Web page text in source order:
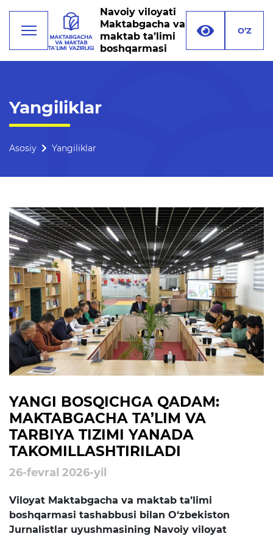
Boshqarma tuzilmasi
Bogʻlanish
Xalqaro aloqalar
Ochiq majlislar o'tkazish
rejalari
Ta'lim
Tahliliy ma'lumotlar
Ta'limga doir terminlar
Kelajak markazi
Hisobotlar
Interaktiv xizmatlar
1-sinfga qabul
Elektron shahodatnoma
Navoiy viloyati
Maktabgacha va
maktab ta’limi
boshqarmasi
O‘Z
Yangiliklar
Asosiy Yangiliklar
YANGI BOSQICHGA QADAM:
MAKTABGACHA TA’LIM VA
TARBIYA TIZIMI YANADA
TAKOMILLASHTIRILADI
26-fevral 2026-yil
Viloyat Maktabgacha va maktab ta’limi
boshqarmasi tashabbusi bilan O‘zbekiston
Jurnalistlar uyushmasining Navoiy viloyat